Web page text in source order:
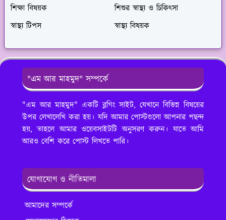
শিক্ষা বিষয়ক
শিশুর স্বাস্থ্য ও চিকিৎসা
স্বাস্থ্য টিপস
স্বাস্থ্য বিষয়ক
"এম আর মাহমুদ" সম্পর্কে
"এম আর মাহমুদ" একটি ব্লগিং সাইট, যেখানে বিভিন্ন বিষয়ের
উপর লেখালেখি করা হয়। যদি আমার পোস্টগুলো আপনার পছন্দ
হয়, তাহলে আমার ওয়েবসাইটটি অনুসরণ করুন। যাতে আমি
আরও বেশি করে পোস্ট লিখতে পারি।
যোগাযোগ ও নীতিমালা
আমাদের সম্পর্কে